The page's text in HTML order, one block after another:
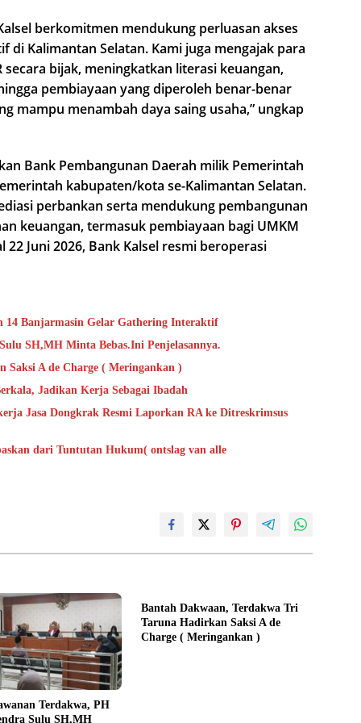
berkomitmen mendukung perluasan akses
Kalimantan Selatan. Kami juga mengajak para
bijak, meningkatkan literasi keuangan,
pembiayaan yang diperoleh benar-benar
mampu menambah daya saing usaha,” ungkap
Bank Pembangunan Daerah milik Pemerintah
kabupaten/kota se-Kalimantan Selatan.
perbankan serta mendukung pembangunan
keuangan, termasuk pembiayaan bagi UMKM
Juni 2026, Bank Kalsel resmi beroperasi
14 Banjarmasin Gelar Gathering Interaktif
SH,MH Minta Bebas.Ini Penjelasannya.
Saksi A de Charge ( Meringankan )
Jadikan Kerja Sebagai Ibadah
Jasa Dongkrak Resmi Laporkan RA ke Ditreskrimsus
dari Tuntutan Hukum( ontslag van alle
Terdakwa, PH
Sulu SH,MH
Bantah Dakwaan, Terdakwa Tri
Taruna Hadirkan Saksi A de
Charge ( Meringankan )